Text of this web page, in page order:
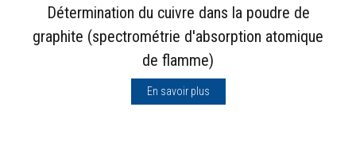
Détermination du cuivre dans la poudre de
graphite (spectrométrie d'absorption atomique
de flamme)
En savoir plus